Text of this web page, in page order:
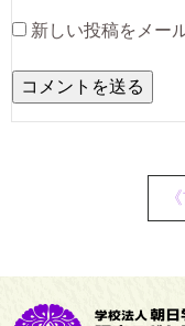
新しい投稿をメー